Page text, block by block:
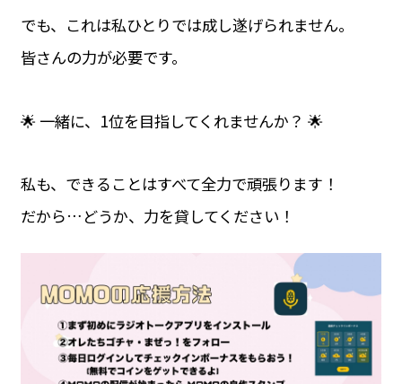
でも、これは私ひとりでは成し遂げられません。
皆さんの力が必要です。
🌟 一緒に、1位を目指してくれませんか？ 🌟
私も、できることはすべて全力で頑張ります！
だから…どうか、力を貸してください！